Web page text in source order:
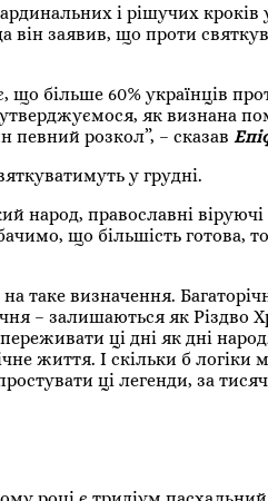
і рішучих кроків
він заявив, що проти
що більше 60% українців
як визнана
певний розкол”, – сказав
у грудні.
народ, православні віруючі
що більшість готова,
таке визначення.
– залишаються як Різдво
ці дні як дні
життя. І скільки б логіки
ці легенди, за